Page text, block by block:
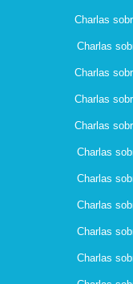
Charlas
Charlas
Charlas
Charlas
Charlas
Charlas
Charlas
Charlas
Charlas
Charlas